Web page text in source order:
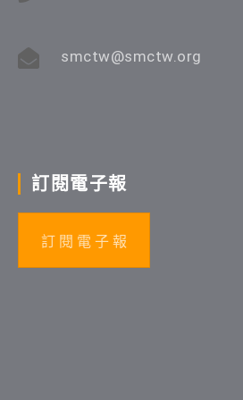
smctw@smctw.org
訂閱電子報
訂 閱 電 子 報